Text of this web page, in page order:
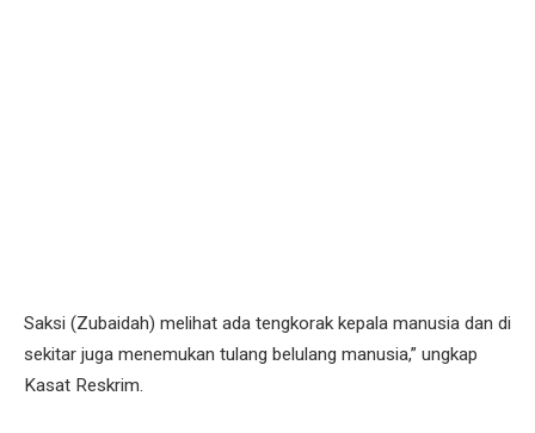
Saksi (Zubaidah) melihat ada tengkorak kepala manusia dan di
sekitar juga menemukan tulang belulang manusia,” ungkap
Kasat Reskrim.